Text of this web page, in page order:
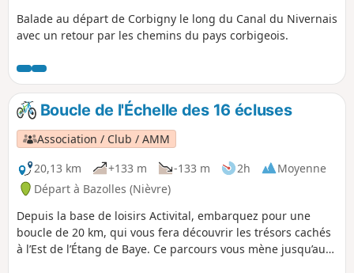
Balade au départ de Corbigny le long du Canal du Nivernais
avec un retour par les chemins du pays corbigeois.
Boucle de l'Échelle des 16 écluses
Association / Club / AMM
20,13 km
+133 m -133 m 2h
Moyenne
Départ à Bazolles (Nièvre)
Depuis la base de loisirs Activital, embarquez pour une
boucle de 20 km, qui vous fera découvrir les trésors cachés
à l’Est de l’Étang de Baye. Ce parcours vous mène jusqu’aux